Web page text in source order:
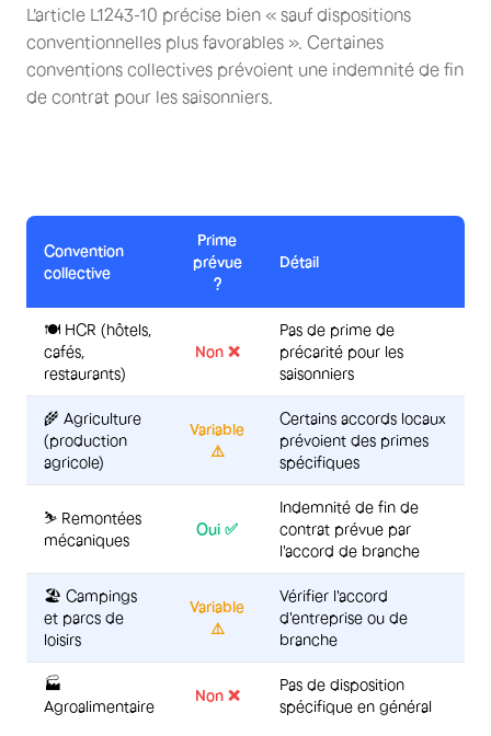
L'article L1243-10 précise bien « sauf dispositions
conventionnelles plus favorables ». Certaines
conventions collectives prévoient une indemnité de fin
de contrat pour les saisonniers.
Convention
collective
Prime
prévue
?
Détail
🍽️ HCR (hôtels,
cafés,
restaurants)
Non ❌
Pas de prime de
précarité pour les
saisonniers
🌾 Agriculture
(production
agricole)
Variable
⚠️
Certains accords locaux
prévoient des primes
spécifiques
⛷️ Remontées
mécaniques
Oui ✅
Indemnité de fin de
contrat prévue par
l'accord de branche
🏖️ Campings
et parcs de
loisirs
Variable
⚠️
Vérifier l'accord
d'entreprise ou de
branche
🏭
Agroalimentaire
Non ❌
Pas de disposition
spécifique en général